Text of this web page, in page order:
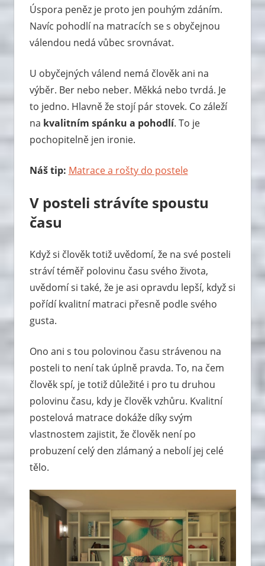
Úspora peněz je proto jen pouhým zdáním.
Navíc pohodlí na matracích se s obyčejnou
válendou nedá vůbec srovnávat.
U obyčejných válend nemá člověk ani na
výběr. Ber nebo neber. Měkká nebo tvrdá. Je
to jedno. Hlavně že stojí pár stovek. Co záleží
na kvalitním spánku a pohodlí. To je
pochopitelně jen ironie.
Náš tip: Matrace a rošty do postele
V posteli strávíte spoustu
času
Když si člověk totiž uvědomí, že na své posteli
stráví téměř polovinu času svého života,
uvědomí si také, že je asi opravdu lepší, když si
pořídí kvalitní matraci přesně podle svého
gusta.
Ono ani s tou polovinou času strávenou na
posteli to není tak úplně pravda. To, na čem
člověk spí, je totiž důležité i pro tu druhou
polovinu času, kdy je člověk vzhůru. Kvalitní
postelová matrace dokáže díky svým
vlastnostem zajistit, že člověk není po
probuzení celý den zlámaný a nebolí jej celé
tělo.